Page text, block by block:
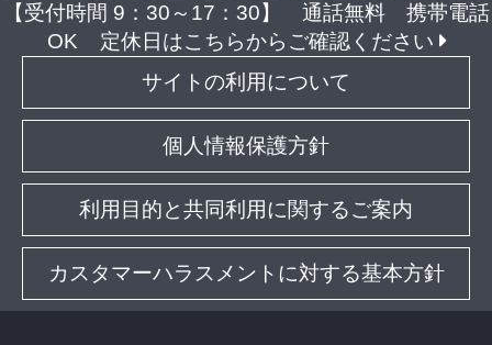
【受付時間 9：30～17：30】 通話無料 携帯電話
OK
定休日はこちらからご確認ください
サイトの利用について
個人情報保護方針
利用目的と共同利用に関するご案内
カスタマーハラスメントに対する基本方針